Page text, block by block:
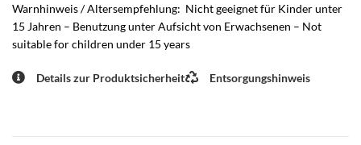
Warnhinweis / Altersempfehlung: Nicht geeignet für Kinder unter
15 Jahren – Benutzung unter Aufsicht von Erwachsenen – Not
suitable for children under 15 years
Details zur Produktsicherheit Entsorgungshinweis